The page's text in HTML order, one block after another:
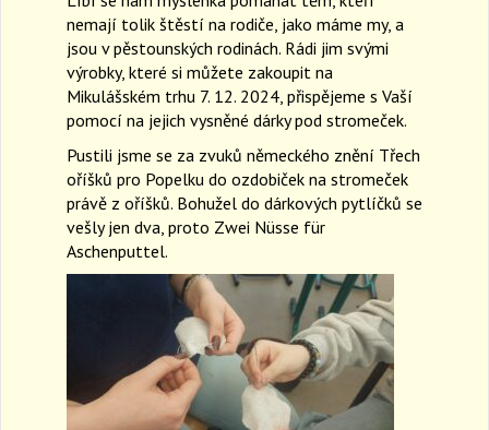
nemají tolik štěstí na rodiče, jako máme my, a
jsou v pěstounských rodinách. Rádi jim svými
výrobky, které si můžete zakoupit na
Mikulášském trhu 7. 12. 2024, přispějeme s Vaší
pomocí na jejich vysněné dárky pod stromeček.
Pustili jsme se za zvuků německého znění Třech
oříšků pro Popelku do ozdobiček na stromeček
právě z oříšků. Bohužel do dárkových pytlíčků se
vešly jen dva, proto Zwei Nüsse für
Aschenputtel.